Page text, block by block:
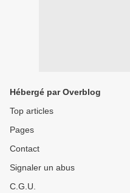
Hébergé par Overblog
Top articles
Pages
Contact
Signaler un abus
C.G.U.